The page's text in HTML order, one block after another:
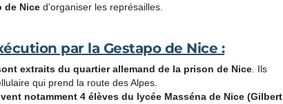
de Nice d'organiser les représailles.
par la Gestapo de Nice :
extraits du quartier allemand de la prison de Nice . Ils
qui prend la route des Alpes.
notamment 4 élèves du lycée Masséna de Nice (Gilbert